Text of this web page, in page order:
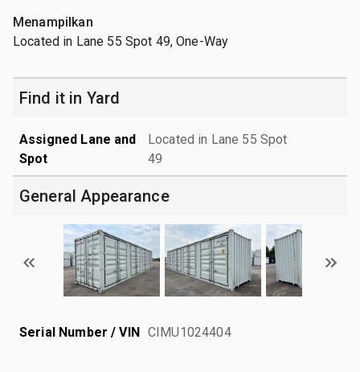
Menampilkan
Located in Lane 55 Spot 49, One-Way
Find it in Yard
Assigned Lane and
Spot
Located in Lane 55 Spot
49
General Appearance
Serial Number / VIN CIMU1024404